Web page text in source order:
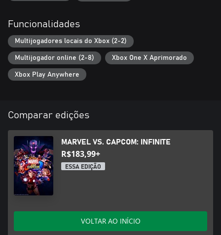
Funcionalidades
Multijogadores locais do Xbox (2-2)
Multijogador online (2-8) Xbox One X Aprimorado
Xbox Play Anywhere
Comparar edições
MARVEL VS. CAPCOM: INFINITE
R$183,99+
ESSA EDIÇÃO
VOLTAR AO INÍCIO